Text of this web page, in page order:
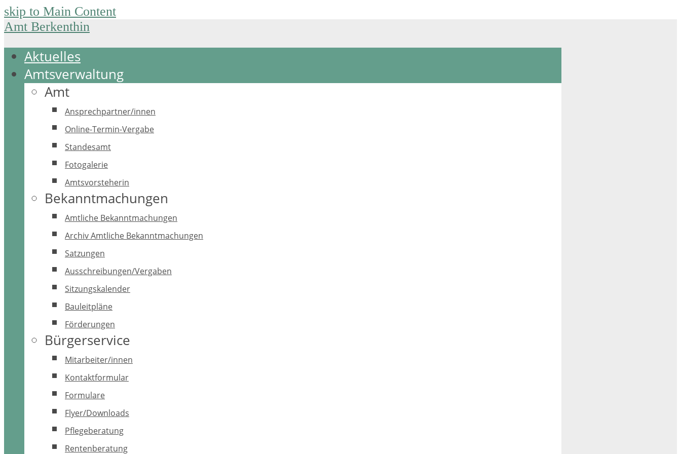
skip to Main Content
Amt Berkenthin
Aktuelles
Amtsverwaltung
Amt
Ansprechpartner/innen
Online-Termin-Vergabe
Standesamt
Fotogalerie
Amtsvorsteherin
Bekanntmachungen
Amtliche Bekanntmachungen
Archiv Amtliche Bekanntmachungen
Satzungen
Ausschreibungen/Vergaben
Sitzungskalender
Bauleitpläne
Förderungen
Bürgerservice
Mitarbeiter/innen
Kontaktformular
Formulare
Flyer/Downloads
Pflegeberatung
Rentenberatung